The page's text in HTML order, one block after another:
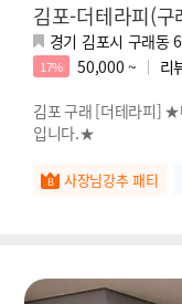
김포-더테라피(구
경기 김포시 구래동
17% 50,000 ~ 리
김포 구래 [더테라피] ★
입니다.★
사장님강추 패티